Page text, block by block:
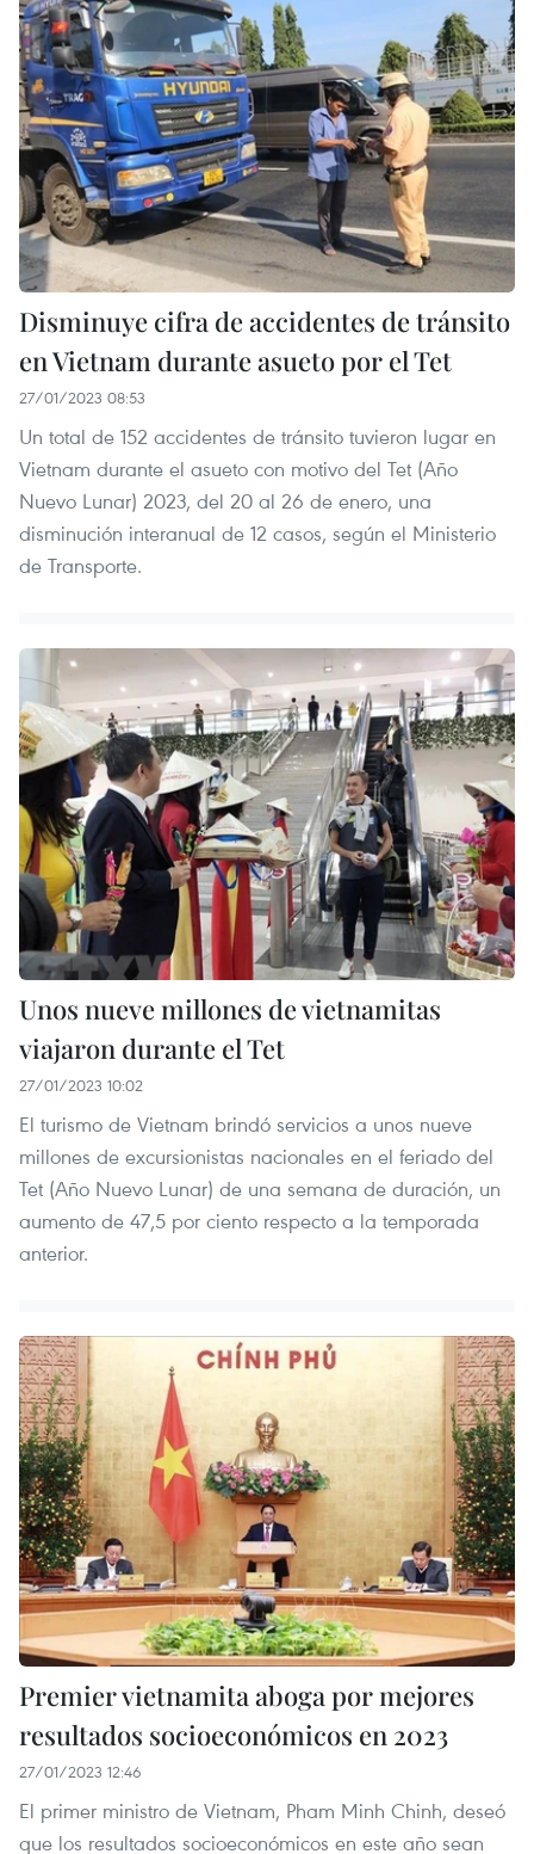
Disminuye cifra de accidentes de tránsito
en Vietnam durante asueto por el Tet
27/01/2023 08:53
Un total de 152 accidentes de tránsito tuvieron lugar en
Vietnam durante el asueto con motivo del Tet (Año
Nuevo Lunar) 2023, del 20 al 26 de enero, una
disminución interanual de 12 casos, según el Ministerio
de Transporte.
Unos nueve millones de vietnamitas
viajaron durante el Tet
27/01/2023 10:02
El turismo de Vietnam brindó servicios a unos nueve
millones de excursionistas nacionales en el feriado del
Tet (Año Nuevo Lunar) de una semana de duración, un
aumento de 47,5 por ciento respecto a la temporada
anterior.
Premier vietnamita aboga por mejores
resultados socioeconómicos en 2023
27/01/2023 12:46
El primer ministro de Vietnam, Pham Minh Chinh, deseó
que los resultados socioeconómicos en este año sean